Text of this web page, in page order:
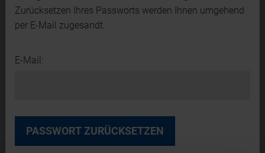
Zurücksetzen Ihres Passworts werden Ihnen umgehend
per E-Mail zugesandt.
E-Mail:
Die Fruit Logistica ist die weltweit wichtigste
direkter Zugang zum globalen Markt. In hohem
Verpackung und Automatisierung. Die Messe
bildet das gesamte Spektrum der